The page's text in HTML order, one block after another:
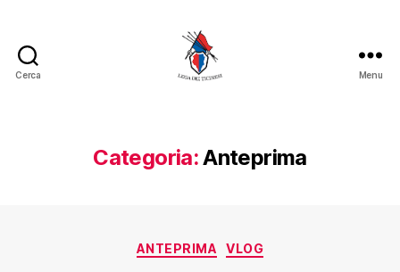
Cerca Menu
Categoria:Anteprima
ANTEPRIMA VLOG